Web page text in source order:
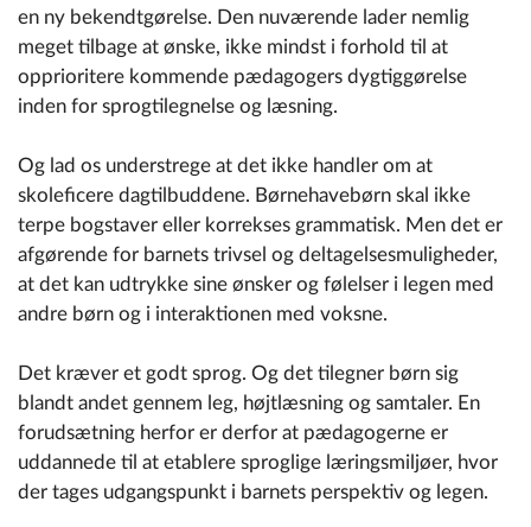
en ny bekendtgørelse. Den nuværende lader nemlig
meget tilbage at ønske, ikke mindst i forhold til at
opprioritere kommende pædagogers dygtiggørelse
inden for sprogtilegnelse og læsning.
Og lad os understrege at det ikke handler om at
skoleficere dagtilbuddene. Børnehavebørn skal ikke
terpe bogstaver eller korrekses grammatisk. Men det er
afgørende for barnets trivsel og deltagelsesmuligheder,
at det kan udtrykke sine ønsker og følelser i legen med
andre børn og i interaktionen med voksne.
Det kræver et godt sprog. Og det tilegner børn sig
blandt andet gennem leg, højtlæsning og samtaler. En
forudsætning herfor er derfor at pædagogerne er
uddannede til at etablere sproglige læringsmiljøer, hvor
der tages udgangspunkt i barnets perspektiv og legen.